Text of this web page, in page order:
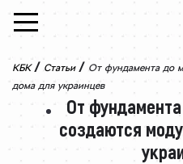
Skip to content
КБК / Статьи / От фундамента до
дома для украинцев
От
создаются